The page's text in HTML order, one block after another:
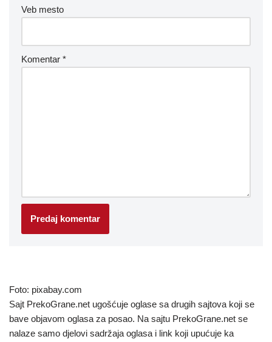
Veb mesto
Komentar *
Foto: pixabay.com
Sajt PrekoGrane.net ugošćuje oglase sa drugih sajtova koji se
bave objavom oglasa za posao. Na sajtu PrekoGrane.net se
nalaze samo djelovi sadržaja oglasa i link koji upućuje ka